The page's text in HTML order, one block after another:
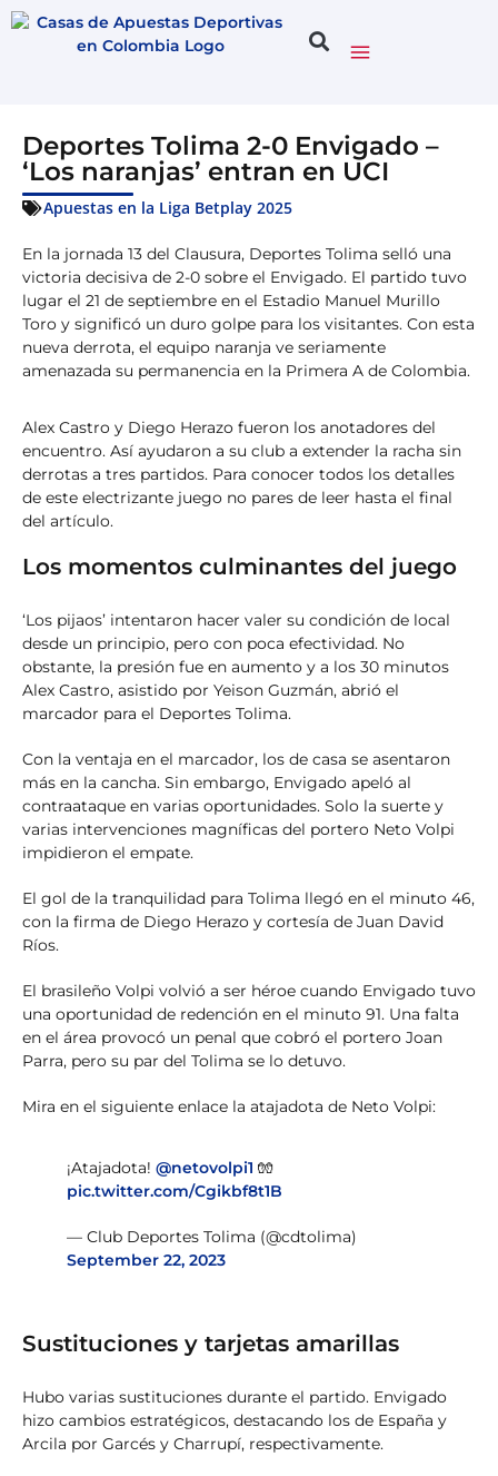
Deportes Tolima 2-0 Envigado –
‘Los naranjas’ entran en UCI
Apuestas en la Liga Betplay 2025
En la jornada 13 del Clausura, Deportes Tolima selló una
victoria decisiva de 2-0 sobre el Envigado. El partido tuvo
lugar el 21 de septiembre en el Estadio Manuel Murillo
Toro y significó un duro golpe para los visitantes. Con esta
nueva derrota, el equipo naranja ve seriamente
amenazada su permanencia en la Primera A de Colombia.
Alex Castro y Diego Herazo fueron los anotadores del
encuentro. Así ayudaron a su club a extender la racha sin
derrotas a tres partidos. Para conocer todos los detalles
de este electrizante juego no pares de leer hasta el final
del artículo.
Los momentos culminantes del juego
‘Los pijaos’ intentaron hacer valer su condición de local
desde un principio, pero con poca efectividad. No
obstante, la presión fue en aumento y a los 30 minutos
Alex Castro, asistido por Yeison Guzmán, abrió el
marcador para el Deportes Tolima.
Con la ventaja en el marcador, los de casa se asentaron
más en la cancha. Sin embargo, Envigado apeló al
contraataque en varias oportunidades. Solo la suerte y
varias intervenciones magníficas del portero Neto Volpi
impidieron el empate.
El gol de la tranquilidad para Tolima llegó en el minuto 46,
con la firma de Diego Herazo y cortesía de Juan David
Ríos.
El brasileño Volpi volvió a ser héroe cuando Envigado tuvo
una oportunidad de redención en el minuto 91. Una falta
en el área provocó un penal que cobró el portero Joan
Parra, pero su par del Tolima se lo detuvo.
Mira en el siguiente enlace la atajadota de Neto Volpi:
¡Atajadota! @netovolpi1 🧤
pic.twitter.com/Cgikbf8t1B
— Club Deportes Tolima (@cdtolima)
September 22, 2023
Sustituciones y tarjetas amarillas
Hubo varias sustituciones durante el partido. Envigado
hizo cambios estratégicos, destacando los de España y
Arcila por Garcés y Charrupí, respectivamente.